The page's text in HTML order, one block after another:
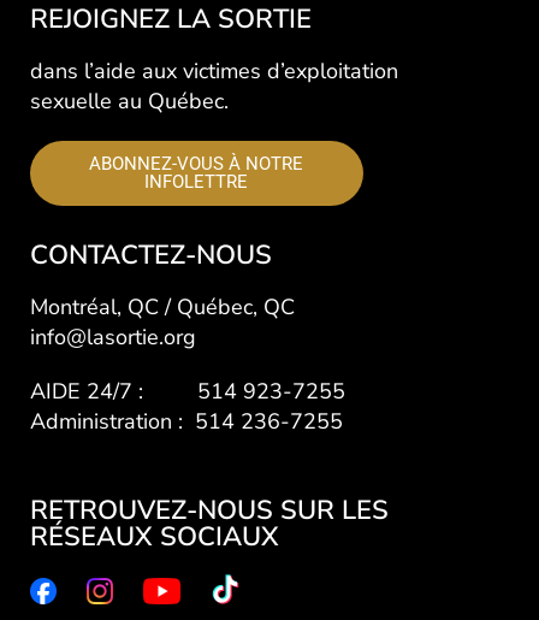
REJOIGNEZ LA SORTIE
dans l’aide aux victimes d’exploitation
sexuelle au Québec.
ABONNEZ-VOUS À NOTRE
INFOLETTRE
CONTACTEZ-NOUS
Montréal, QC / Québec, QC
info@lasortie.org
AIDE 24/7 : 514 923-7255
Administration : 514 236-7255
RETROUVEZ-NOUS SUR LES
RÉSEAUX SOCIAUX